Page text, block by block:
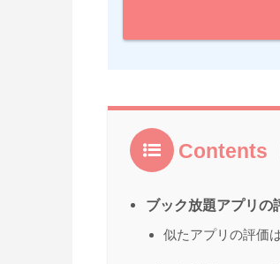
Contents
ブック放題アプリの
似たアプリの評価